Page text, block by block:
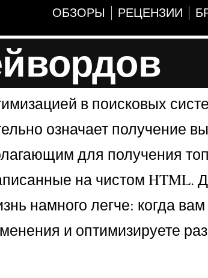
ОБЗОРЫ РЕЦЕНЗИИ
в поисковых
означает получение
для получения
на чистом HTML.
намного легче: когда
и оптимизируете